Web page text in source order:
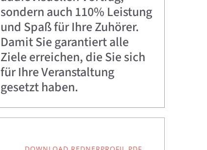
sondern auch 110% Leistung
und Spaß für Ihre Zuhörer.
Damit Sie garantiert alle
Ziele erreichen, die Sie sich
für Ihre Veranstaltung
gesetzt haben.